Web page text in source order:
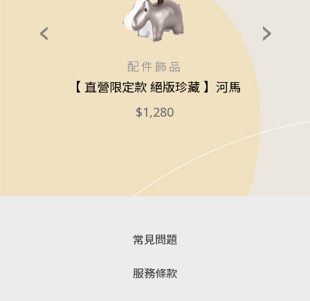
配件飾品
【 直營限定款 絕版珍藏 】河馬
1,280
常見問題
服務條款